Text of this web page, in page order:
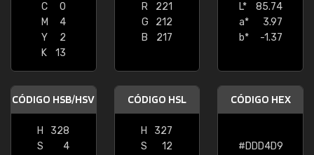
C
0
M
4
Y
2
K
13
R
221
G
212
B
217
L*
85.74
a*
3.97
b*
-1.37
CÓDIGO HSB/HSV
H
328
S
4
CÓDIGO HSL
H
327
S
12
CÓDIGO HEX
#DDD4D9